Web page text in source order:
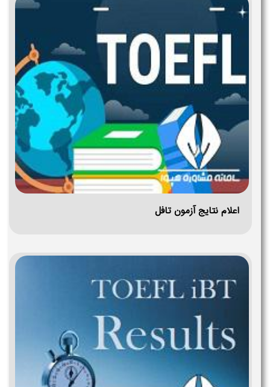
اعلام نتایج آزمون تافل